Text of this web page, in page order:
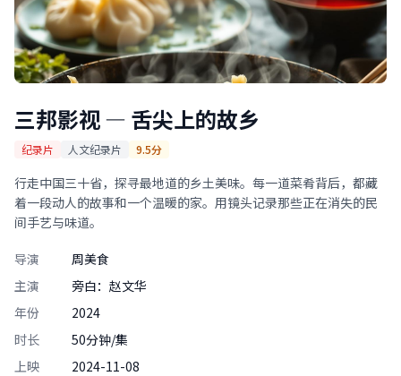
三邦影视 — 舌尖上的故乡
纪录片 人文纪录片 9.5分
行走中国三十省，探寻最地道的乡土美味。每一道菜肴背后，都藏
着一段动人的故事和一个温暖的家。用镜头记录那些正在消失的民
间手艺与味道。
导演
周美食
主演
旁白：赵文华
年份
2024
时长
50分钟/集
上映
2024-11-08